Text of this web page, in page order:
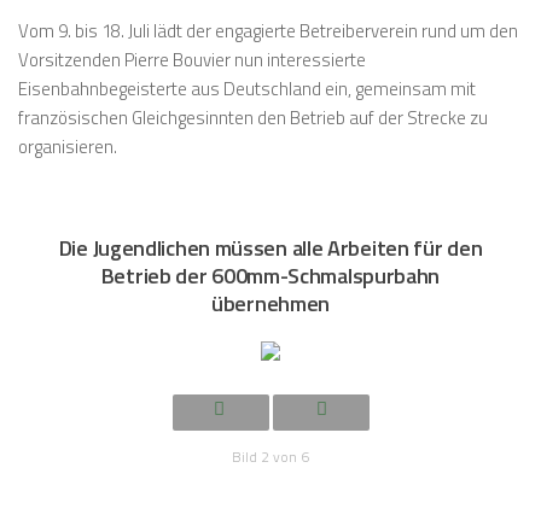
Vom 9. bis 18. Juli lädt der engagierte Betreiberverein rund um den
Vorsitzenden Pierre Bouvier nun interessierte
Eisenbahnbegeisterte aus Deutschland ein, gemeinsam mit
französischen Gleichgesinnten den Betrieb auf der Strecke zu
organisieren.
Die Jugendlichen müssen alle Arbeiten für den
Betrieb der 600mm-Schmalspurbahn
übernehmen
Bild 2 von 6